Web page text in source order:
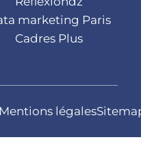
marketing Paris
Cadres Plus
légales